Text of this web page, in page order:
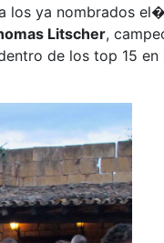
los ya nombrados
Litscher,
de los top 15